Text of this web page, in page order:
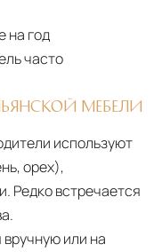
на год
часто
МЕБЕЛИ
используют
орех),
Редко встречается
или на